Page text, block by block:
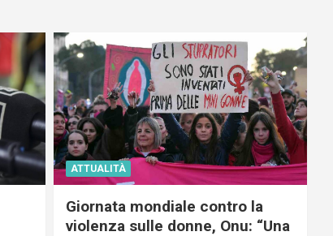
ATTUALITÀ
Giornata mondiale contro la
violenza sulle donne, Onu: “Una